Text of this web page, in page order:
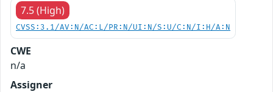
7.5 (High)
CVSS:3.1/AV:N/AC:L/PR:N/UI:N/S:U/C:N/I:H/A:N
CWE
n/a
Assigner